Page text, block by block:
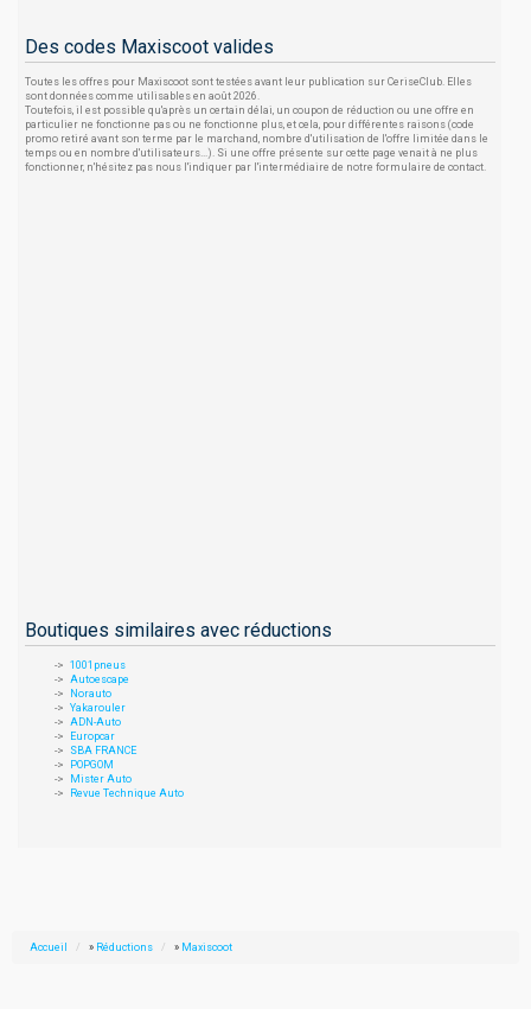
Des codes Maxiscoot valides
Toutes les offres pour Maxiscoot sont testées avant leur publication sur CeriseClub. Elles
sont données comme utilisables en août 2026.
Toutefois, il est possible qu'après un certain délai, un coupon de réduction ou une offre en
particulier ne fonctionne pas ou ne fonctionne plus, et cela, pour différentes raisons (code
promo retiré avant son terme par le marchand, nombre d'utilisation de l'offre limitée dans le
temps ou en nombre d'utilisateurs...). Si une offre présente sur cette page venait à ne plus
fonctionner, n'hésitez pas nous l'indiquer par l'intermédiaire de notre formulaire de contact.
Boutiques similaires avec réductions
1001pneus
Autoescape
Norauto
Yakarouler
ADN-Auto
Europcar
SBA FRANCE
POPGOM
Mister Auto
Revue Technique Auto
Accueil » Réductions » Maxiscoot